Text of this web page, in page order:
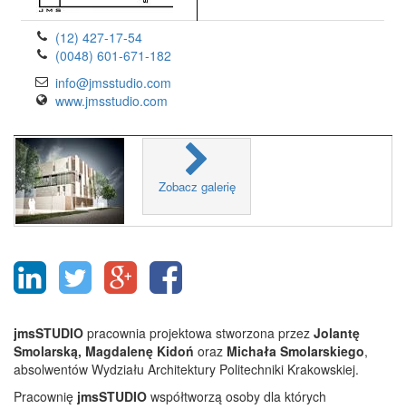
(12) 427-17-54
(0048) 601-671-182
info@jmsstudio.com
www.jmsstudio.com
Zobacz galerię
jmsSTUDIO pracownia projektowa stworzona przez Jolantę
Smolarską, Magdalenę Kidoń oraz Michała Smolarskiego,
absolwentów Wydziału Architektury Politechniki Krakowskiej.
Pracownię jmsSTUDIO współtworzą osoby dla których